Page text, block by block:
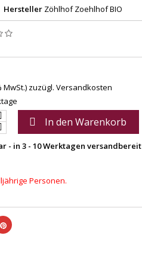
Hersteller Zöhlhof Zoehlhof BIO
MwSt.) zuzügl. Versandkosten
 In den Warenkorb
- in 3 - 10 Werktagen versandbereit
Personen.